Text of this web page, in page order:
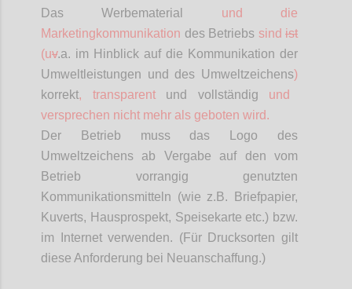
Das Werbematerial und die
Marketingkommunikation des Betriebs sind ist
(uv.a. im Hinblick auf die Kommunikation der
Umweltleistungen und des Umweltzeichens)
korrekt, transparentund vollständig und
versprechen nicht mehr als geboten wird.
Der Betrieb muss das Logo des
Umweltzeichens ab Vergabe auf den vom
Betrieb vorrangig genutzten
Kommunikationsmitteln (wie z.B. Briefpapier,
Kuverts, Hausprospekt, Speisekarte etc.) bzw.
im Internet verwenden. (Für Drucksorten gilt
diese Anforderung bei Neuanschaffung.)